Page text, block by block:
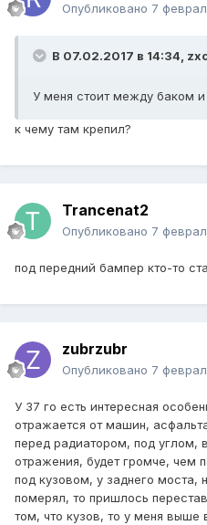
Опубликовано 7
В 07.02.2017 в 14:34,
У меня стоит между баком
к чему там крепил?
Trancenat2
Опубликовано 7
под передний бампер кто-то
zubrzubr
Опубликовано 7
У 37 го есть интересная
отражается от машин,
перед радиатором, под углом,
отражения, будет громче, чем
под кузовом, у заднего
померял, то пришлось
том, что кузов, то у меня выше